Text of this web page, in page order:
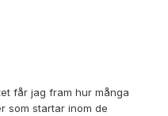
får jag fram hur många
som startar inom de